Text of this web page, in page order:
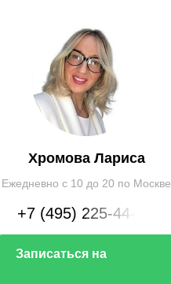
Хромова Лариса
Ежедневно с 10 до 20 по Москве
+7 (495) 225-44-XX
Записаться на